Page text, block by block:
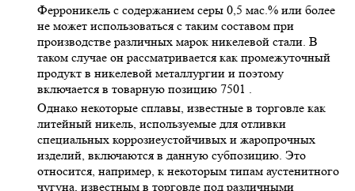
Ферроникель с содержанием серы 0,5 мас.% или более
не может использоваться с таким составом при
производстве различных марок никелевой стали. В
таком случае он рассматривается как промежуточный
продукт в никелевой металлургии и поэтому
включается в товарную позицию 7501 .
Однако некоторые сплавы, известные в торговле как
литейный никель, используемые для отливки
специальных коррозиеустойчивых и жаропрочных
изделий, включаются в данную субпозицию. Это
относится, например, к некоторым типам аустенитного
чугуна, известным в торговле под различными